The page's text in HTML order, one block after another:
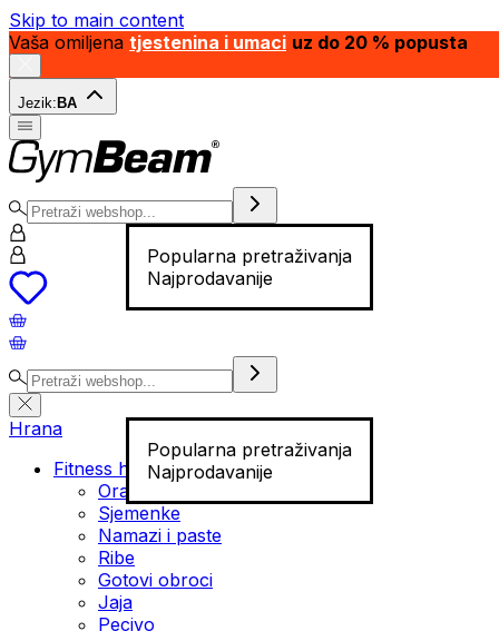
Skip to main content
Vaša omiljena tjestenina i umaci uz do 20 % popusta
Jezik: BA
Popularna pretraživanja
Najprodavanije
Popularna pretraživanja
Najprodavanije
Hrana
Fitness hrana
Orašasti plodovi
Sjemenke
Namazi i paste
Ribe
Gotovi obroci
Jaja
Pecivo